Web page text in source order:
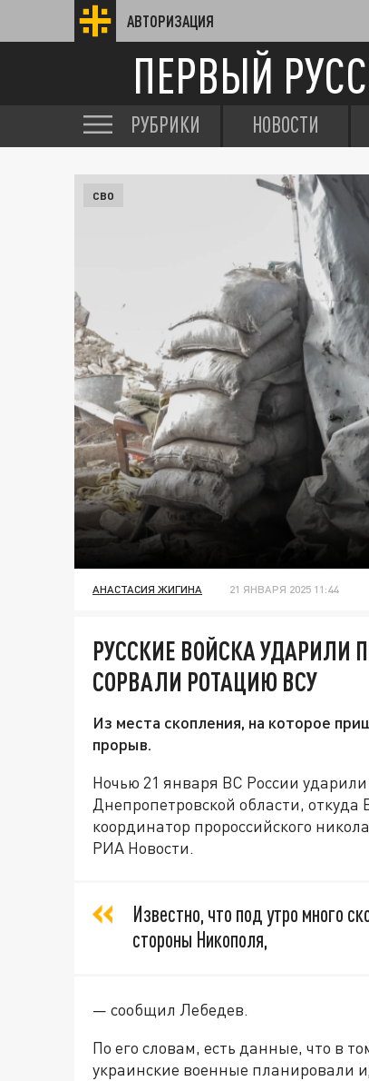
АВТОРИЗАЦИЯ
ПЕРВЫЙ
РУБРИКИ НОВОСТИ
СВО
АНАСТАСИЯ ЖИГИНА 21 ЯНВАРЯ 2025 11:44
РУССКИЕ ВОЙСКА УДАРИЛИ
СОРВАЛИ РОТАЦИЮ ВСУ
Из места скопления, на которое
прорыв.
Ночью 21 января ВС России
Днепропетровской области,
координатор пророссийского
РИА Новости.
Известно, что под утро много
стороны Никополя,
— сообщил Лебедев.
По его словам, есть данные, что в
украинские военные планировали